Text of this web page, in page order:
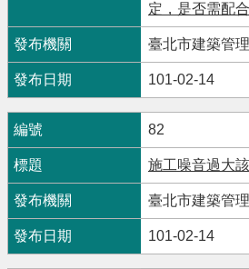
定，是否需配
臺北市建築管
101-02-14
82
施工噪音過大
臺北市建築管
101-02-14